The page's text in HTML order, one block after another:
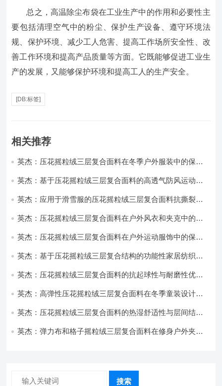
总之，高温除尘布袋在工业生产中的作用和必要性主
要包括清理空气中的粉尘、保护生产设备、遵守环境法
规、保护环境、减少工人危害、提高工作场所安全性、改
善工作环境和提高产品质量等方面。它既能够促进工业生
产的发展，又能够保护环境和提高工人的生产安全。
[DB:标签]
相关推荐
英杰：压花摇粒绒三层复合面料在冬季户外服装中的保暖
英杰：基于压花摇粒绒三层复合面料的高透气防风运动服
英杰：应用于滑雪服的压花摇粒绒三层复合面料抗撕裂与
英杰：压花摇粒绒三层复合面料在户外风衣和夹克中的应
英杰：压花摇粒绒三层复合面料在户外运动服饰中的保暖
英杰：基于压花摇粒绒三层复合结构的功能性家居纺织品
英杰：压花摇粒绒三层复合面料的抗起球性与耐磨性优化
英杰：高弹性压花摇粒绒三层复合面料在冬季童装设计中
英杰：压花摇粒绒三层复合面料的热湿舒适性与层间结合
英杰：弹力布和格子摇粒绒三层复合面料在修身户外夹克
搜索